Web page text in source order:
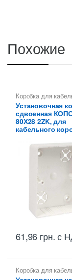
Похожие
Коробка для
канала
Установочная
сдвоенная
80Х28 2ZK, для
кабельного
61,96 грн.с
Коробка для
канала